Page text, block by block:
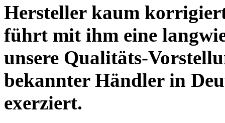
Hersteller kaum
führt mit ihm eine
unsere Qualitäts-
bekannter Händler in
exerziert.